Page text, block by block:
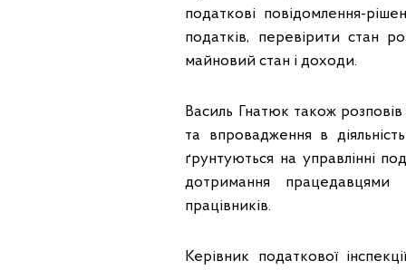
податкові повідомлення-
податків, перевірити стан
майновий стан і доходи.
Василь Гнатюк також
та впровадження в
ґрунтуються на управлінні
дотримання
працівників.
Керівник податкової